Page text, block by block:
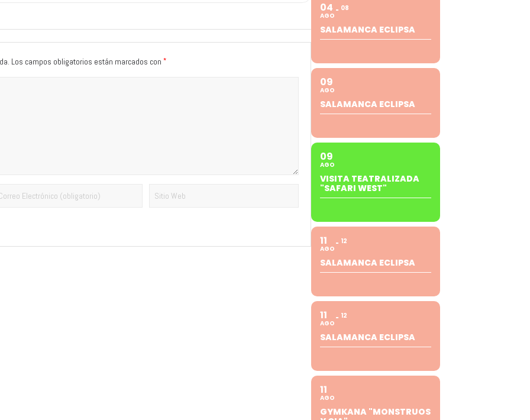
Los campos obligatorios están marcados con *
04
AGO
08
SALAMANCA ECLIPSA
09
AGO
SALAMANCA ECLIPSA
09
AGO
VISITA TEATRALIZADA
"SAFARI WEST"
11
AGO
12
SALAMANCA ECLIPSA
11
AGO
12
SALAMANCA ECLIPSA
11
AGO
GYMKANA "MONSTRUOS